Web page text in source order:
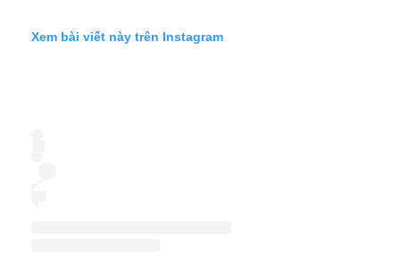
Xem bài viết này trên Instagram